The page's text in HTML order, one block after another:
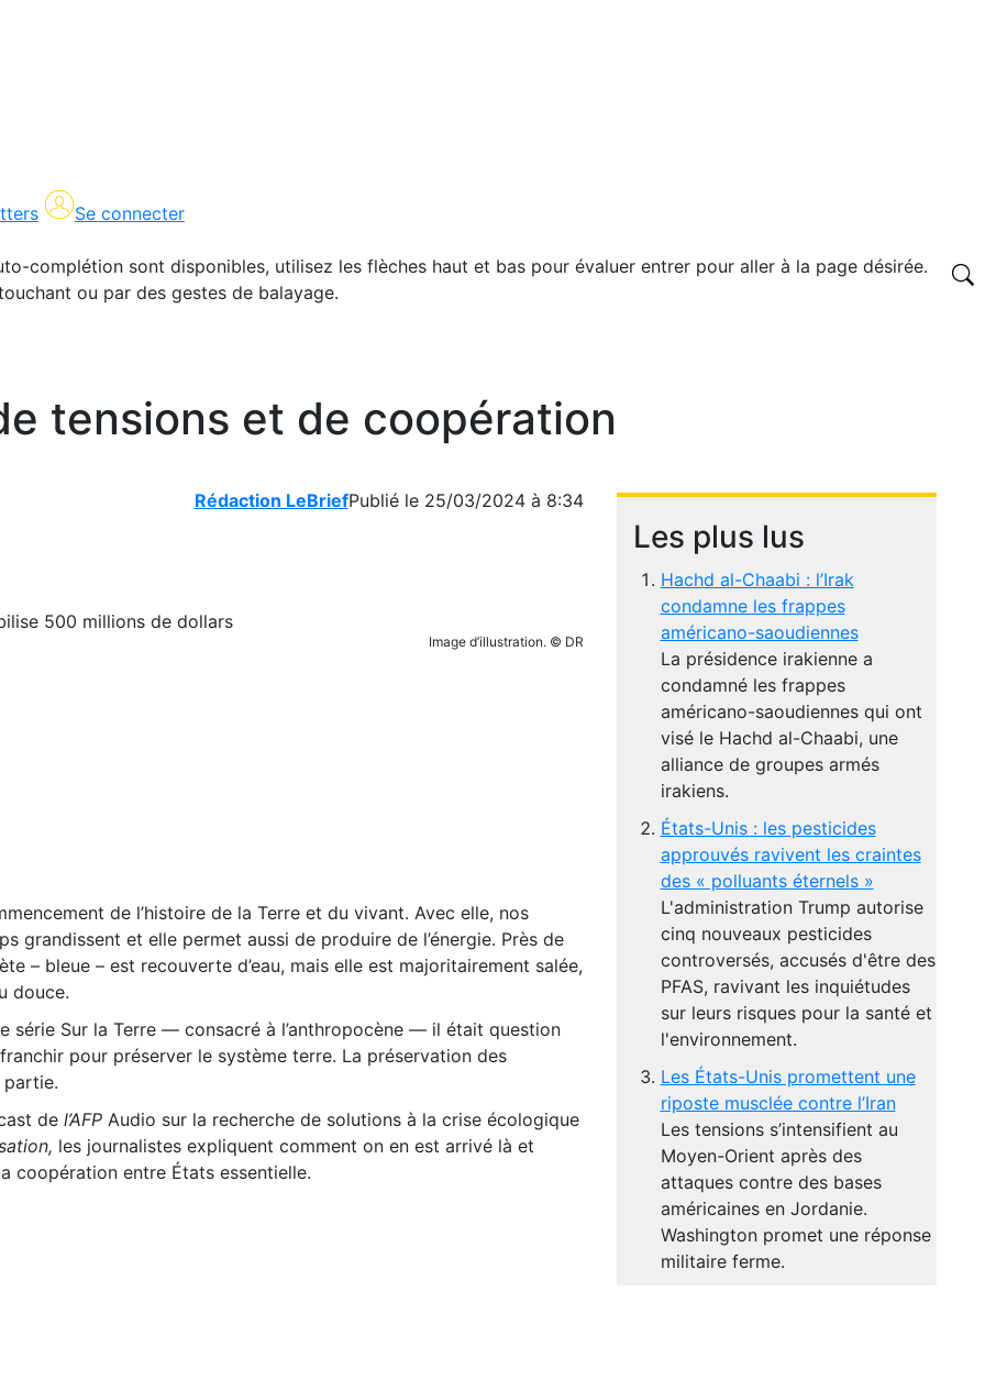
Se connecter
complétion sont disponibles, utilisez les flèches haut et bas pour évaluer entrer pour aller à la page désirée.
ou par des gestes de balayage.
tensions et de coopération
Rédaction LeBriefPublié le 25/03/2024 à 8:34
Image d’illustration. © DR
de l’histoire de la Terre et du vivant. Avec elle, nos
grandissent et elle permet aussi de produire de l’énergie. Près de
– bleue – est recouverte d’eau, mais elle est majoritairement salée,
douce.
série Sur la Terre — consacré à l’anthropocène — il était question
pour préserver le système terre. La préservation des
partie.
de l’AFPAudio sur la recherche de solutions à la crise écologique
les journalistes expliquent comment on en est arrivé là et
coopération entre États essentielle.
Les plus lus
Hachd al-Chaabi : l’Irak
condamne les frappes
américano-saoudiennes
La présidence irakienne a
condamné les frappes
américano-saoudiennes qui ont
visé le Hachd al-Chaabi, une
alliance de groupes armés
irakiens.
États-Unis : les pesticides
approuvés ravivent les craintes
des « polluants éternels »
L'administration Trump autorise
cinq nouveaux pesticides
controversés, accusés d'être des
PFAS, ravivant les inquiétudes
sur leurs risques pour la santé et
l'environnement.
Les États-Unis promettent une
riposte musclée contre l’Iran
Les tensions s’intensifient au
Moyen-Orient après des
attaques contre des bases
américaines en Jordanie.
Washington promet une réponse
militaire ferme.